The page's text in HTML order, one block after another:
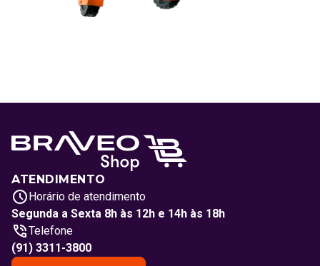
ATENDIMENTO
Horário de atendimento
Segunda a Sexta 8h às 12h e 14h às 18h
Telefone
(91) 3311-3800